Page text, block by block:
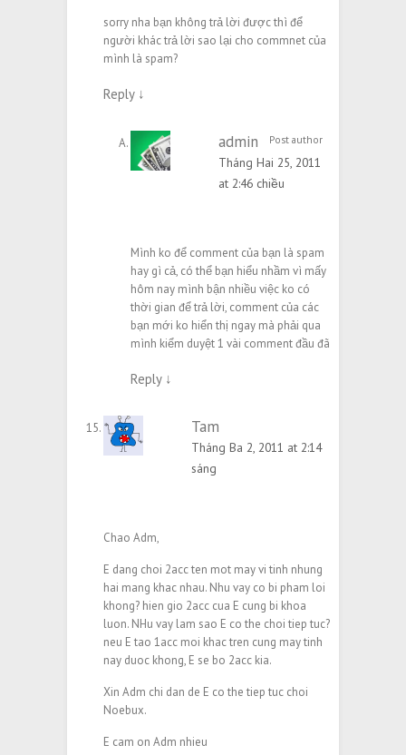
sorry nha bạn không trả lời được thì để
người khác trả lời sao lại cho commnet của
mình là spam?
Reply ↓
admin Post author
Tháng Hai 25, 2011
at 2:46 chiều
Mình ko để comment của bạn là spam
hay gì cả, có thể bạn hiểu nhầm vì mấy
hôm nay mình bận nhiều việc ko có
thời gian để trả lời, comment của các
bạn mới ko hiển thị ngay mà phải qua
mình kiểm duyệt 1 vài comment đầu đã
Reply ↓
Tam
Tháng Ba 2, 2011 at 2:14
sáng
Chao Adm,
E dang choi 2acc ten mot may vi tinh nhung
hai mang khac nhau. Nhu vay co bi pham loi
khong? hien gio 2acc cua E cung bi khoa
luon. NHu vay lam sao E co the choi tiep tuc?
neu E tao 1acc moi khac tren cung may tinh
nay duoc khong, E se bo 2acc kia.
Xin Adm chi dan de E co the tiep tuc choi
Noebux.
E cam on Adm nhieu